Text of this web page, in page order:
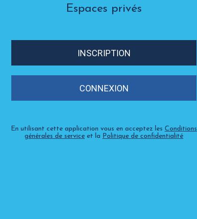
Espaces privés
INSCRIPTION
CONNEXION
En utilisant cette application vous en acceptez les Conditions
générales de service et la Politique de confidentialité